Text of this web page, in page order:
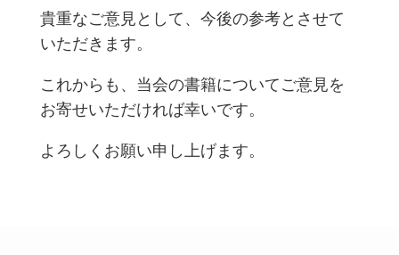
貴重なご意見として、今後の参考とさせて
いただきます。
これからも、当会の書籍についてご意見を
お寄せいただければ幸いです。
よろしくお願い申し上げます。